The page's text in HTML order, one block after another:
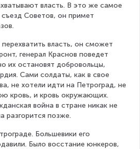
власть. В это же самое
Советов, он примет
власть, он сможет
генерал Краснов поведет
их остановят добровольцы,
Сами солдаты, как в свое
не хотели идти на Петроград, не
кровь, и кровь окружающих.
война в стране никак не
разгорится позже.
Большевики его
Было восстание юнкеров,